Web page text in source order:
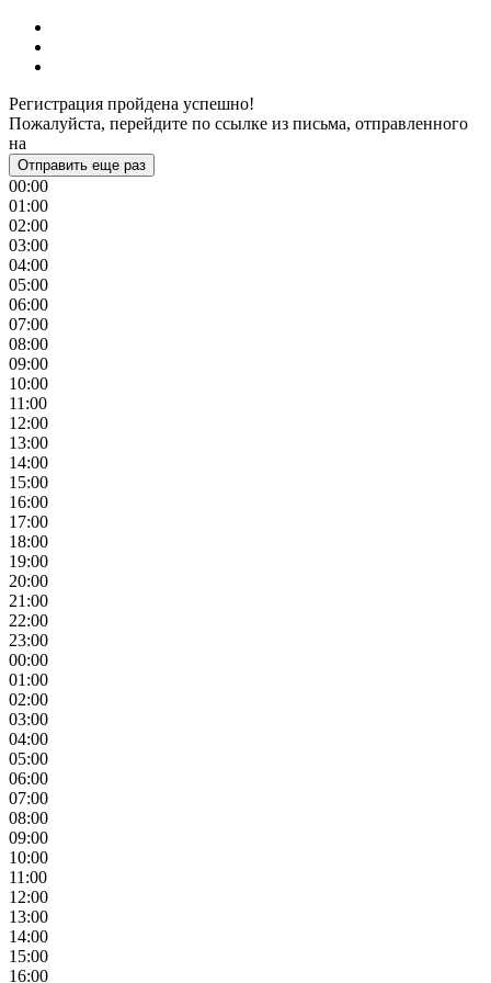
Регистрация пройдена успешно!
Пожалуйста, перейдите по ссылке из письма, отправленного
на
Отправить еще раз
00:00
01:00
02:00
03:00
04:00
05:00
06:00
07:00
08:00
09:00
10:00
11:00
12:00
13:00
14:00
15:00
16:00
17:00
18:00
19:00
20:00
21:00
22:00
23:00
00:00
01:00
02:00
03:00
04:00
05:00
06:00
07:00
08:00
09:00
10:00
11:00
12:00
13:00
14:00
15:00
16:00